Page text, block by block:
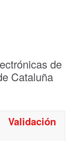
de
Cataluña
Validación